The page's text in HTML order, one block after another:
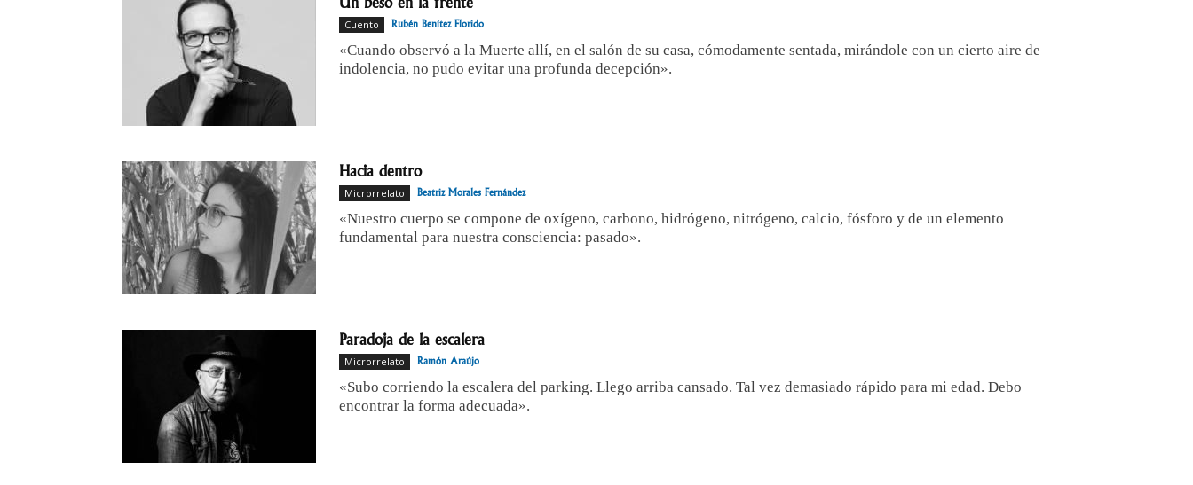
Cuento Rubén Benítez Florido
«Cuando observó a la Muerte allí, en el salón de su casa, cómodamente sentada, mirándole con un cierto aire de
indolencia, no pudo evitar una profunda decepción».
Hacia dentro
Microrrelato Beatriz Morales Fernández
«Nuestro cuerpo se compone de oxígeno, carbono, hidrógeno, nitrógeno, calcio, fósforo y de un elemento
fundamental para nuestra consciencia: pasado».
Paradoja de la escalera
Microrrelato Ramón Araújo
«Subo corriendo la escalera del parking. Llego arriba cansado. Tal vez demasiado rápido para mi edad. Debo
encontrar la forma adecuada».